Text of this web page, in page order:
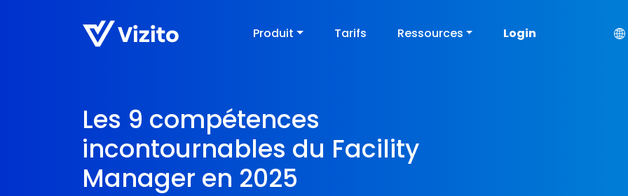
Produit Tarifs Ressources Login
Les 9 compétences
incontournables du Facility
Manager en 2025